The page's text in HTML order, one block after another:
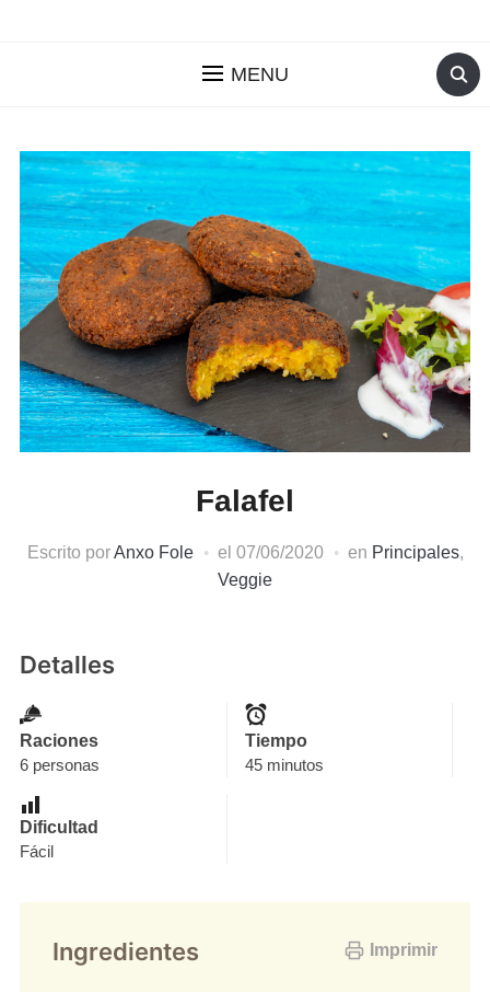
MENU
Falafel
Escrito porAnxo Fole el 07/06/2020 en Principales,
Veggie
Detalles
Raciones
6 personas
Tiempo
45 minutos
Dificultad
Fácil
Imprimir
Ingredientes